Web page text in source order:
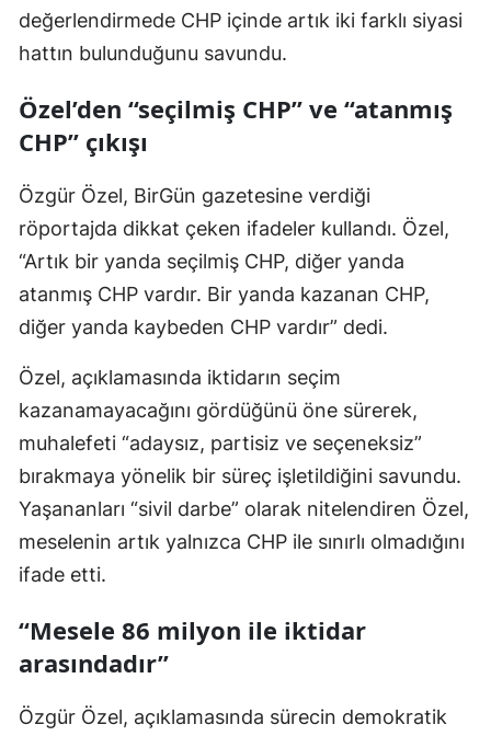
değerlendirmede CHP içinde artık iki farklı siyasi
hattın bulunduğunu savundu.
Özel’den “seçilmiş CHP” ve “atanmış
CHP” çıkışı
Özgür Özel, BirGün gazetesine verdiği
röportajda dikkat çeken ifadeler kullandı. Özel,
“Artık bir yanda seçilmiş CHP, diğer yanda
atanmış CHP vardır. Bir yanda kazanan CHP,
diğer yanda kaybeden CHP vardır” dedi.
Özel, açıklamasında iktidarın seçim
kazanamayacağını gördüğünü öne sürerek,
muhalefeti “adaysız, partisiz ve seçeneksiz”
bırakmaya yönelik bir süreç işletildiğini savundu.
Yaşananları “sivil darbe” olarak nitelendiren Özel,
meselenin artık yalnızca CHP ile sınırlı olmadığını
ifade etti.
“Mesele 86 milyon ile iktidar
arasındadır”
Özgür Özel, açıklamasında sürecin demokratik